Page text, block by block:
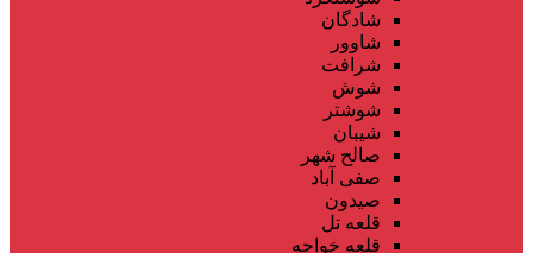
شادگان
شاوور
شرافت
شوش
شوشتر
شیبان
صالح شهر
صفی آباد
صیدون
قلعه تل
قلعه خواجه